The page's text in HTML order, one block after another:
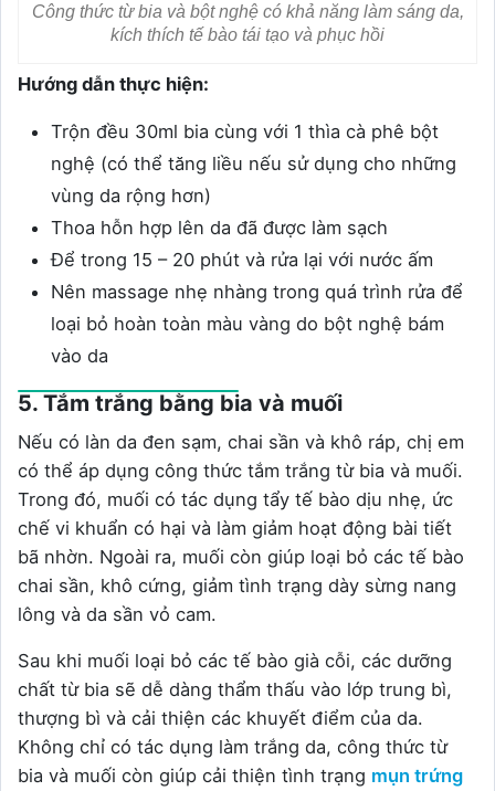
Công thức từ bia và bột nghệ có khả năng làm sáng da,
kích thích tế bào tái tạo và phục hồi
Hướng dẫn thực hiện:
Trộn đều 30ml bia cùng với 1 thìa cà phê bột
nghệ (có thể tăng liều nếu sử dụng cho những
vùng da rộng hơn)
Thoa hỗn hợp lên da đã được làm sạch
Để trong 15 – 20 phút và rửa lại với nước ấm
Nên massage nhẹ nhàng trong quá trình rửa để
loại bỏ hoàn toàn màu vàng do bột nghệ bám
vào da
5. Tắm trắng bằng bia và muối
Nếu có làn da đen sạm, chai sần và khô ráp, chị em
có thể áp dụng công thức tắm trắng từ bia và muối.
Trong đó, muối có tác dụng tẩy tế bào dịu nhẹ, ức
chế vi khuẩn có hại và làm giảm hoạt động bài tiết
bã nhờn. Ngoài ra, muối còn giúp loại bỏ các tế bào
chai sần, khô cứng, giảm tình trạng dày sừng nang
lông và da sần vỏ cam.
Sau khi muối loại bỏ các tế bào già cỗi, các dưỡng
chất từ bia sẽ dễ dàng thẩm thấu vào lớp trung bì,
thượng bì và cải thiện các khuyết điểm của da.
Không chỉ có tác dụng làm trắng da, công thức từ
bia và muối còn giúp cải thiện tình trạng mụn trứng